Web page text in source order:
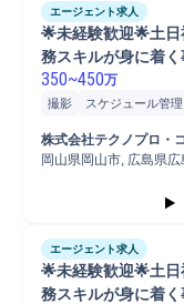
エージェント求人
🌟未経験歓迎🌟土
務スキルが身に着
350~450万
撮影 スケジュール管理
発注
書類作成
株式会社テクノプロ・
岡山県岡山市, 広島県
エージェント求人
🌟未経験歓迎🌟土
務スキルが身に着